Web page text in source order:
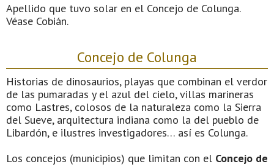
Apellido que tuvo solar en el Concejo de Colunga.
Véase Cobián.
Concejo de Colunga
Historias de dinosaurios, playas que combinan el verdor
de las pumaradas y el azul del cielo, villas marineras
como Lastres, colosos de la naturaleza como la Sierra
del Sueve, arquitectura indiana como la del pueblo de
Libardón, e ilustres investigadores… así es Colunga.
Los concejos (municipios) que limitan con el Concejo de